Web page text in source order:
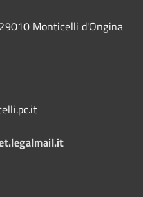
Monticelli d'Ongina